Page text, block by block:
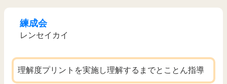
練成会
レンセイカイ
理解度プリントを実施し理解するまでとことん指導